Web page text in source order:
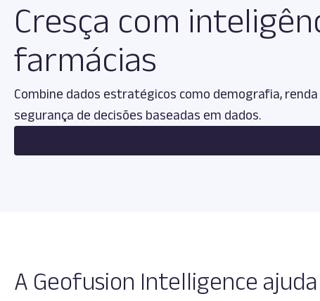
Cresça com
farmácias
Combine dados estratégicos como demografia,
segurança de decisões baseadas em dados.
A Geofusion Intelligence